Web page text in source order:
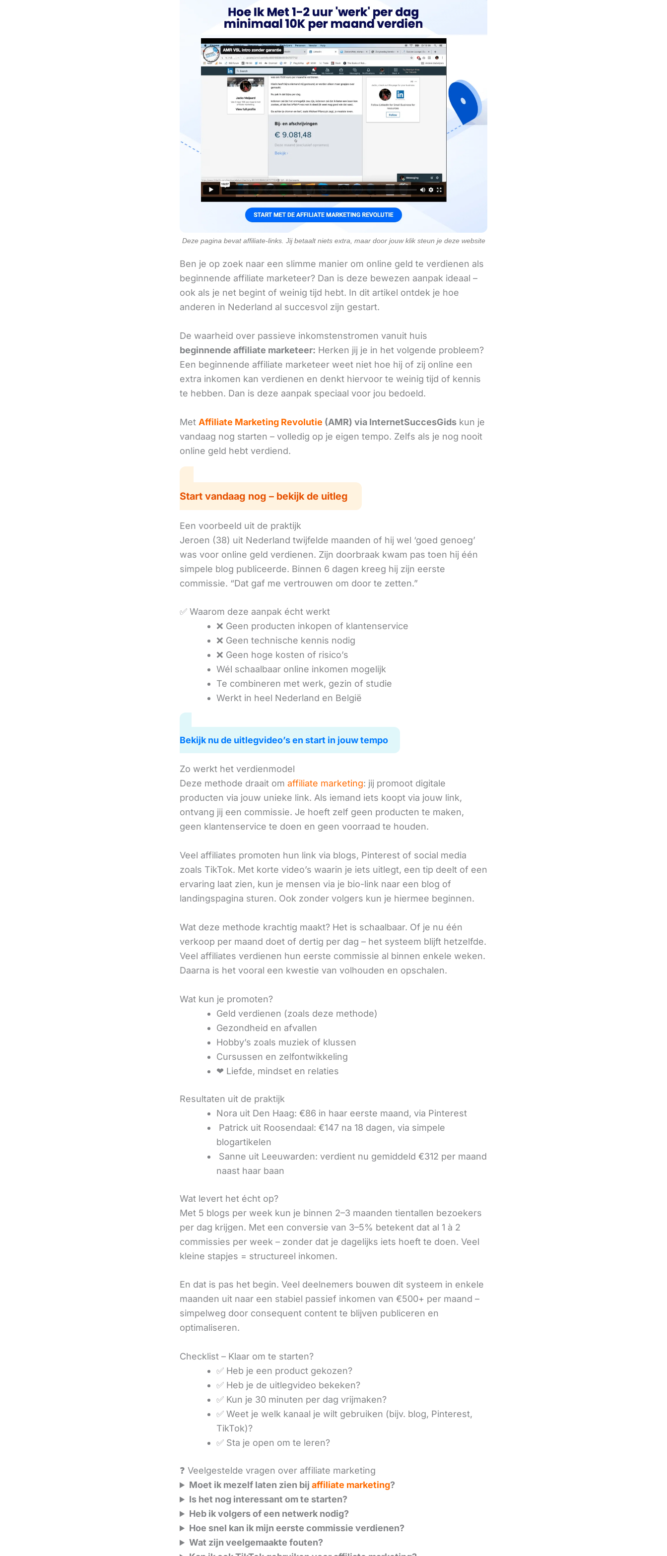
Deze pagina bevat affiliate-links. Jij betaalt niets extra, maar door jouw klik steun je deze website
Ben je op zoek naar een slimme manier om online geld te verdienen als
beginnende affiliate marketeer? Dan is deze bewezen aanpak ideaal –
ook als je net begint of weinig tijd hebt. In dit artikel ontdek je hoe
anderen in Nederland al succesvol zijn gestart.
De waarheid over passieve inkomstenstromen vanuit huis
beginnende affiliate marketeer: Herken jij je in het volgende probleem?
Een beginnende affiliate marketeer weet niet hoe hij of zij online een
extra inkomen kan verdienen en denkt hiervoor te weinig tijd of kennis
te hebben. Dan is deze aanpak speciaal voor jou bedoeld.
Met Affiliate Marketing Revolutie (AMR) via InternetSuccesGids kun je
vandaag nog starten – volledig op je eigen tempo. Zelfs als je nog nooit
online geld hebt verdiend.
Start vandaag nog – bekijk de uitleg
Een voorbeeld uit de praktijk
Jeroen (38) uit Nederland twijfelde maanden of hij wel ‘goed genoeg’
was voor online geld verdienen. Zijn doorbraak kwam pas toen hij één
simpele blog publiceerde. Binnen 6 dagen kreeg hij zijn eerste
commissie. “Dat gaf me vertrouwen om door te zetten.”
✅ Waarom deze aanpak écht werkt
❌ Geen producten inkopen of klantenservice
❌ Geen technische kennis nodig
❌ Geen hoge kosten of risico’s
Wél schaalbaar online inkomen mogelijk
Te combineren met werk, gezin of studie
Werkt in heel Nederland en België
Bekijk nu de uitlegvideo’s en start in jouw tempo
Zo werkt het verdienmodel
Deze methode draait om affiliate marketing: jij promoot digitale
producten via jouw unieke link. Als iemand iets koopt via jouw link,
ontvang jij een commissie. Je hoeft zelf geen producten te maken,
geen klantenservice te doen en geen voorraad te houden.
Veel affiliates promoten hun link via blogs, Pinterest of social media
zoals TikTok. Met korte video’s waarin je iets uitlegt, een tip deelt of een
ervaring laat zien, kun je mensen via je bio-link naar een blog of
landingspagina sturen. Ook zonder volgers kun je hiermee beginnen.
Wat deze methode krachtig maakt? Het is schaalbaar. Of je nu één
verkoop per maand doet of dertig per dag – het systeem blijft hetzelfde.
Veel affiliates verdienen hun eerste commissie al binnen enkele weken.
Daarna is het vooral een kwestie van volhouden en opschalen.
Wat kun je promoten?
Geld verdienen (zoals deze methode)
Gezondheid en afvallen
Hobby’s zoals muziek of klussen
Cursussen en zelfontwikkeling
❤ Liefde, mindset en relaties
Resultaten uit de praktijk
Nora uit Den Haag: €86 in haar eerste maand, via Pinterest
‍ Patrick uit Roosendaal: €147 na 18 dagen, via simpele
blogartikelen
‍ Sanne uit Leeuwarden: verdient nu gemiddeld €312 per maand
naast haar baan
Wat levert het écht op?
Met 5 blogs per week kun je binnen 2–3 maanden tientallen bezoekers
per dag krijgen. Met een conversie van 3–5% betekent dat al 1 à 2
commissies per week – zonder dat je dagelijks iets hoeft te doen. Veel
kleine stapjes = structureel inkomen.
En dat is pas het begin. Veel deelnemers bouwen dit systeem in enkele
maanden uit naar een stabiel passief inkomen van €500+ per maand –
simpelweg door consequent content te blijven publiceren en
optimaliseren.
Checklist – Klaar om te starten?
✅ Heb je een product gekozen?
✅ Heb je de uitlegvideo bekeken?
✅ Kun je 30 minuten per dag vrijmaken?
✅ Weet je welk kanaal je wilt gebruiken (bijv. blog, Pinterest,
TikTok)?
✅ Sta je open om te leren?
❓ Veelgestelde vragen over affiliate marketing
Moet ik mezelf laten zien bijaffiliate marketing?
Is het nog interessant om te starten?
Heb ik volgers of een netwerk nodig?
Hoe snel kan ik mijn eerste commissie verdienen?
Wat zijn veelgemaakte fouten?